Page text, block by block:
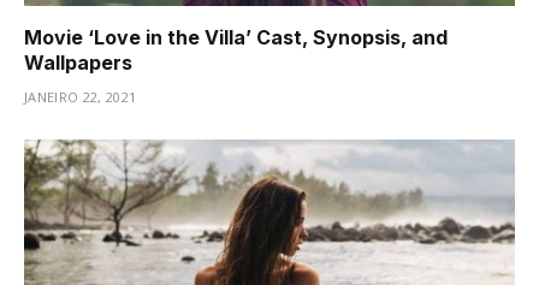
Movie ‘Love in the Villa’ Cast, Synopsis, and
Wallpapers
JANEIRO 22, 2021